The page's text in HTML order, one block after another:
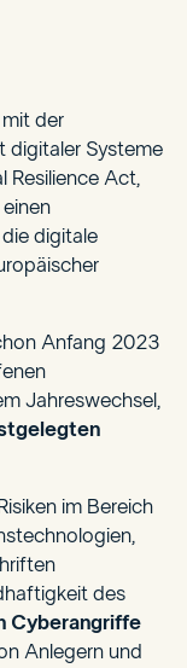
der
digitaler Systeme
Resilience Act,
einen
digitale
Anfang 2023
Jahreswechsel,
im Bereich
des
Cyberangriffe
Anlegern und